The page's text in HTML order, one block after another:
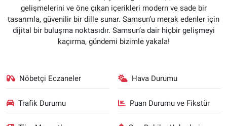
gelişmelerini ve öne çıkan içerikleri modern ve sade bir
tasarımla, güvenilir bir dille sunar. Samsun’u merak edenler için
dijital bir buluşma noktasıdır. Samsun’a dair hiçbir gelişmeyi
kaçırma, gündemi bizimle yakala!
Nöbetçi Eczaneler Hava Durumu
Trafik Durumu Puan Durumu ve Fikstür